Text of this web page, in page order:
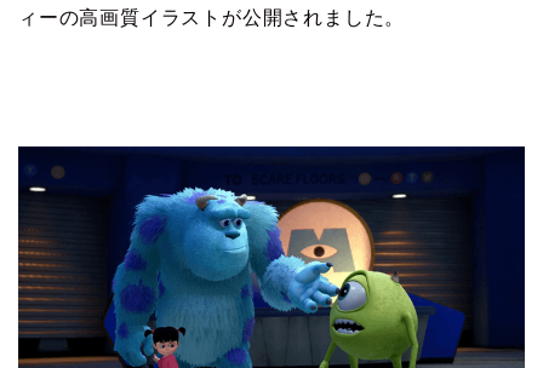
ィーの高画質イラストが公開されました。